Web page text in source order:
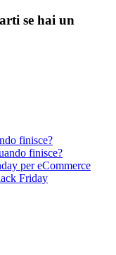
se hai un
finisce?
finisce?
per eCommerce
Friday